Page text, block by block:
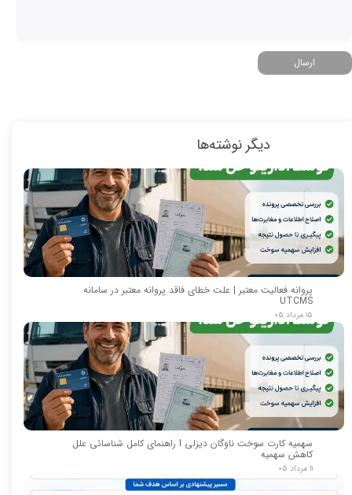
ارسال
دیگر نوشته‌ها
پروانه فعالیت معتبر | علت خطای فاقد پروانه معتبر در سامانه
UTCMS
۱۵ مرداد ۰۵
سهمیه کارت سوخت ناوگان دیزلی I راهنمای کامل شناسائی علل
کاهش سهمیه
۱۱ مرداد ۰۵